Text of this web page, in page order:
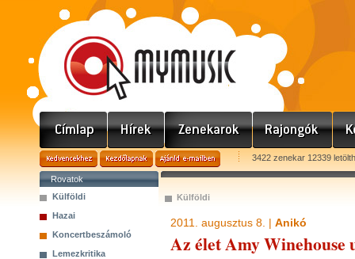
3422 zenekar 12339
Rovatok
Külföldi
Hazai
Koncertbeszámoló
Lemezkritika
Külföldi
2011. augusztus 8. | Anikó
Az élet Amy Winehouse